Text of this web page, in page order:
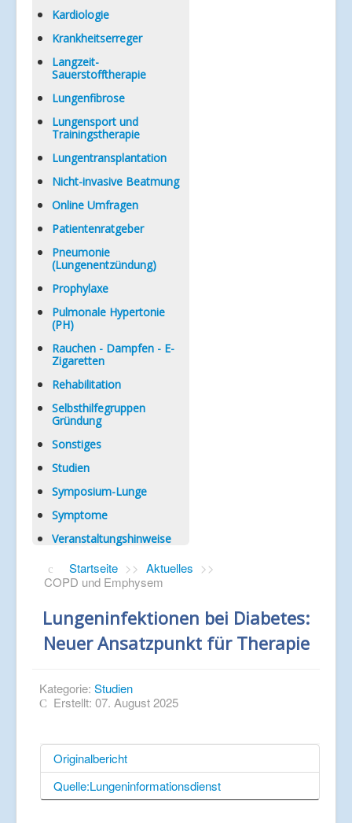
Kardiologie
Krankheitserreger
Langzeit-
Sauerstofftherapie
Lungenfibrose
Lungensport und
Trainingstherapie
Lungentransplantation
Nicht-invasive Beatmung
Online Umfragen
Patientenratgeber
Pneumonie
(Lungenentzündung)
Prophylaxe
Pulmonale Hypertonie
(PH)
Rauchen - Dampfen - E-
Zigaretten
Rehabilitation
Selbsthilfegruppen
Gründung
Sonstiges
Studien
Symposium-Lunge
Symptome
Veranstaltungshinweise
Startseite >> Aktuelles >>
COPD und Emphysem
Lungeninfektionen bei Diabetes:
Neuer Ansatzpunkt für Therapie
Kategorie: Studien
Erstellt: 07. August 2025
Originalbericht
Quelle:Lungeninformationsdienst